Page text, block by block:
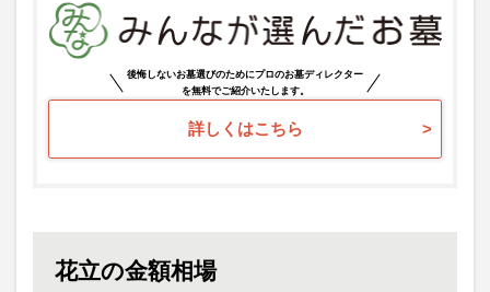
後悔しないお墓選びのためにプロのお墓ディレクター
を無料でご紹介いたします。
詳しくはこちら
花立の金額相場